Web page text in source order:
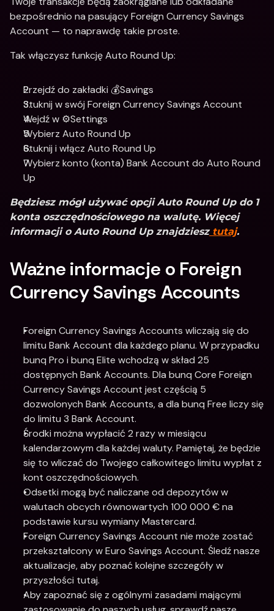
bezpośrednio na pasujący Foreign Currency Savings
Account — to naprawdę takie proste.
Tak włączysz funkcję Auto Round Up:
Przejdź do zakładki 💰Savings
Stuknij w swój Foreign Currency Savings Account
Wejdź w ⚙️Settings
Wybierz Auto Round Up
Stuknij i włącz Auto Round Up
Wybierz konto (konta) Bank Account do Auto Round
Up
Będziesz mógł używać opcji Auto Round Up do 1
konta oszczędnościowego na walutę. Więcej
informacji o Auto Round Up znajdziesz tutaj.
Ważne informacje o Foreign
Currency Savings Accounts
Foreign Currency Savings Accounts wliczają się do
limitu Bank Account dla każdego planu. W przypadku
bunq Pro i bunq Elite wchodzą w skład 25
dostępnych Bank Accounts. Dla bunq Core Foreign
Currency Savings Account jest częścią 5
dozwolonych Bank Accounts, a dla bunq Free liczy się
do limitu 3 Bank Account.
Środki można wypłacić 2 razy w miesiącu
kalendarzowym dla każdej waluty. Pamiętaj, że będzie
się to wliczać do Twojego całkowitego limitu wypłat z
kont oszczędnościowych.
Odsetki mogą być naliczane od depozytów w
walutach obcych równowartych 100 000 € na
podstawie kursu wymiany Mastercard.
Foreign Currency Savings Account nie może zostać
przekształcony w Euro Savings Account. Śledź nasze
aktualizacje, aby poznać kolejne szczegóły w
przyszłości tutaj.
Aby zapoznać się z ogólnymi zasadami mającymi